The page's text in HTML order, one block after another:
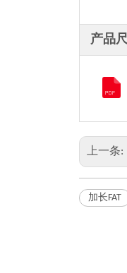
产品
上一条:
加长FAT